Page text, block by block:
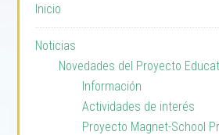
Inicio
Noticias
Novedades del Proyecto
Información
Actividades de interés
Proyecto Magnet-School